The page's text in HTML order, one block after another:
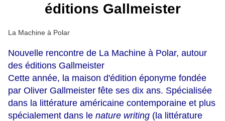
éditions Gallmeister
La Machine à Polar
Nouvelle rencontre de La Machine à Polar, autour
des éditions Gallmeister
Cette année, la maison d'édition éponyme fondée
par Oliver Gallmeister fête ses dix ans. Spécialisée
dans la littérature américaine contemporaine et plus
spécialement dans le nature writing (la littérature